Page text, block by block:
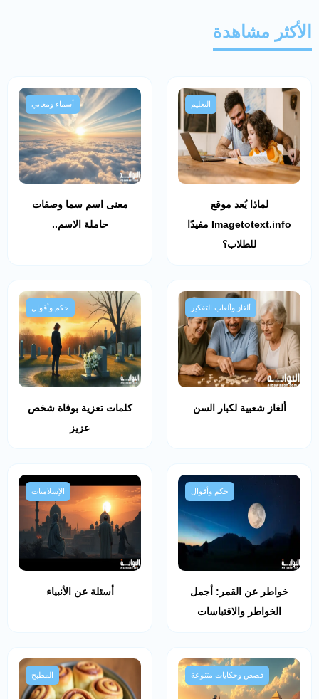
الأكثر مشاهدة
التعليم
لماذا يُعد موقع
Imagetotext.info مفيدًا
للطلاب؟
أسماء ومعاني
معنى اسم سما وصفات
حاملة الاسم..
ألغاز وألعاب التفكير
ألغاز شعبية لكبار السن
حكم وأقوال
كلمات تعزية بوفاة شخص
عزيز
حكم وأقوال
خواطر عن القمر: أجمل
الخواطر والاقتباسات
الإسلاميات
أسئلة عن الأنبياء
قصص وحكايات متنوعة المطبخ